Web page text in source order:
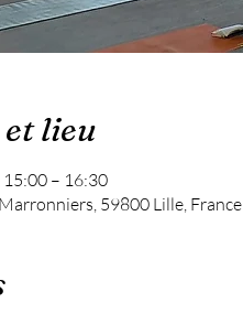
lieu
– 16:30
59800 Lille, France